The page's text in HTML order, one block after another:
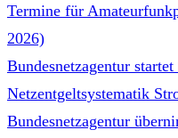
Termine für
2026)
Bundesnetzagentur
Netzentgeltsystematik
Bundesnetzagentur